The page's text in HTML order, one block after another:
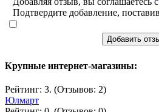
Подтвердите добавление,
Добавить
Крупные интернет-магазины:
Рейтинг: 3. (Отзывов: 2)
Юлмарт